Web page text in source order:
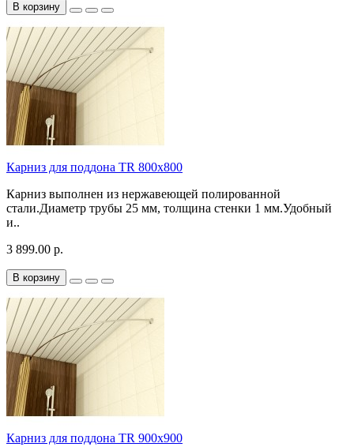
В корзину
Карниз для поддона TR 800х800
Карниз выполнен из нержавеющей полированной
стали.Диаметр трубы 25 мм, толщина стенки 1 мм.Удобный
и..
3 899.00 р.
В корзину
Карниз для поддона TR 900х900